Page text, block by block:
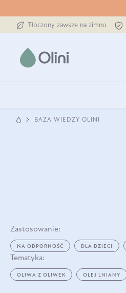
Tłoczony zawsze na zimno
BAZA WIEDZY OLINI
Zastosowanie:
NA ODPORNOŚĆ DLA DZIECI
Tematyka:
OLIWA Z OLIWEK OLEJ LNIANY